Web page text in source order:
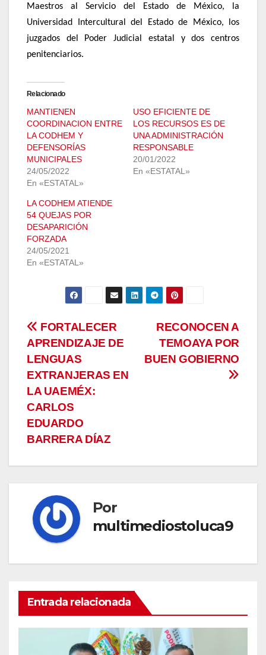
Maestros al Servicio del Estado de México, la
Universidad Intercultural del Estado de México, los
juzgados del Poder Judicial estatal y dos centros
penitenciarios.
Relacionado
MANTIENEN
COORDINACION ENTRE
LA CODHEM Y
DEFENSORÍAS
MUNICIPALES
24/05/2022
En «ESTATAL»
USO EFICIENTE DE
LOS RECURSOS ES DE
UNA ADMINISTRACIÓN
RESPONSABLE
20/01/2022
En «ESTATAL»
LA CODHEM ATIENDE
54 QUEJAS POR
DESAPARICIÓN
FORZADA
24/05/2021
En «ESTATAL»
Navegación
de
entradas
RECONOCEN A
TEMOAYA POR
BUEN GOBIERNO
FORTALECER
APRENDIZAJE DE
LENGUAS
EXTRANJERAS EN
LA UAEMÉX:
CARLOS
EDUARDO
BARRERA DÍAZ
Por
multimediostoluca9
Entrada relacionada